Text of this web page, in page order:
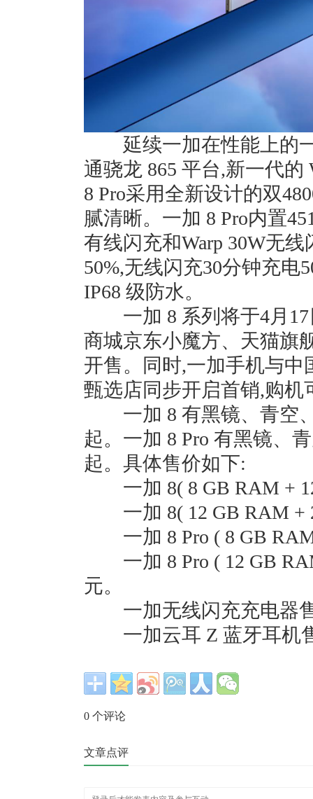
延续一加在性能上的一
通骁龙 865 平台,新⼀代
8 Pro采用全新设计的双
腻清晰。一加 8 Pro内置
有线闪充和Warp 30W无
50%,无线闪充30分钟充电
IP68 级防水。
一加 8 系列将于4月17
商城京东小魔方、天猫旗
开售。同时,一加手机与
甄选店同步开启首销,购
一加 8 有黑镜、青空、
起。一加 8 Pro 有黑镜、
起。具体售价如下:
一加 8( 8 GB RAM +
一加 8( 12 GB RAM +
一加 8 Pro ( 8 GB RAM
一加 8 Pro ( 12 GB
元。
一加无线闪充充电器
一加云耳 Z 蓝牙耳机
0 个评论
文章点评